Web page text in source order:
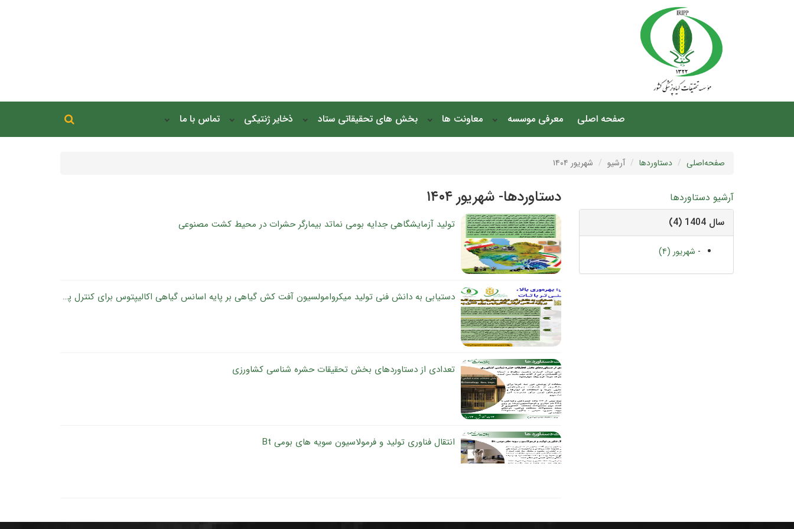
صفحه اصلی معرفی موسسه معاونت ها بخش های تحقیقاتی ستاد ذخایر ژنتیکی تماس با ما جستجو
صفحه‌اصلی دستاوردها آرشیو شهریور ۱۴۰۴
دستاوردها- شهریور ۱۴۰۴
تولید آزمایشگاهی جدایه بومی نماتد بیمارگر حشرات در محیط کشت مصنوعی
دستیابی به دانش فنی تولید میکروامولسیون آفت کش گیاهی بر پایه اسانس گیاهی اکالیپتوس برای کنترل پسیل پسته
تعدادی از دستاوردهای بخش تحقیقات حشره شناسی کشاورزی
انتقال فناوری تولید و فرمولاسیون سویه های بومی Bt
آرشیو دستاوردها
سال 1404 (4)
- شهریور (۴)